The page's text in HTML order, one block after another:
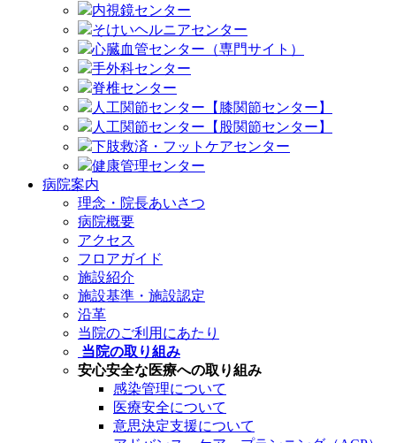
内視鏡センター
そけいヘルニアセンター
心臓血管センター（専門サイト）
手外科センター
脊椎センター
人工関節センター【膝関節センター】
人工関節センター【股関節センター】
下肢救済・フットケアセンター
健康管理センター
病院案内
理念・院長あいさつ
病院概要
アクセス
フロアガイド
施設紹介
施設基準・施設認定
沿革
当院のご利用にあたり
当院の取り組み
安心安全な医療への取り組み
感染管理について
医療安全について
意思決定支援について